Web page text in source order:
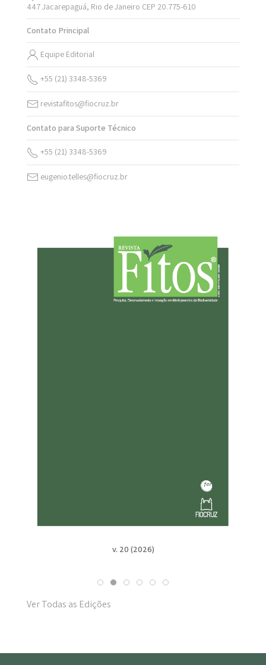
447 Jacarepaguá, Rio de Janeiro CEP 20.775-610
Contato Principal
Equipe Editorial
+55 (21) 3348-5369
revistafitos@fiocruz.br
Contato para Suporte Técnico
+55 (21) 3348-5369
eugenio.telles@fiocruz.br
v. 19 n. Suppl. 1 (2025)
Ver Todas as Edições